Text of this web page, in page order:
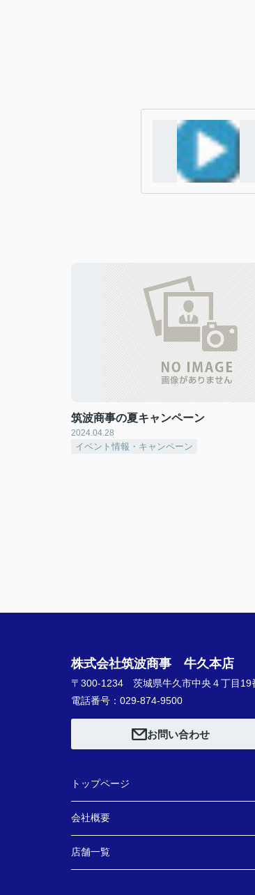
筑波商事の夏キャンペーン
2024.04.28
イベント情報・キャンペーン
株式会社筑波商事 牛久本店
〒300-1234 茨城県牛久市中央４丁目19
電話番号：029-874-9500
お問い合わせ
トップページ
会社概要
店舗一覧